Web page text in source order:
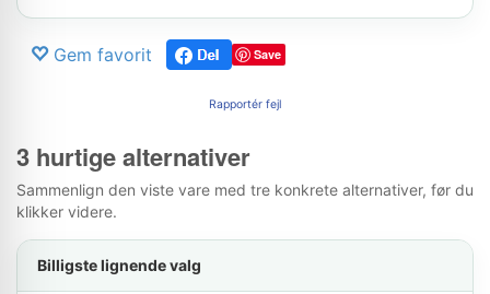
Gem favorit Save
Rapportér fejl
3 hurtige alternativer
Sammenlign den viste vare med tre konkrete alternativer, før du
klikker videre.
Billigste lignende valg